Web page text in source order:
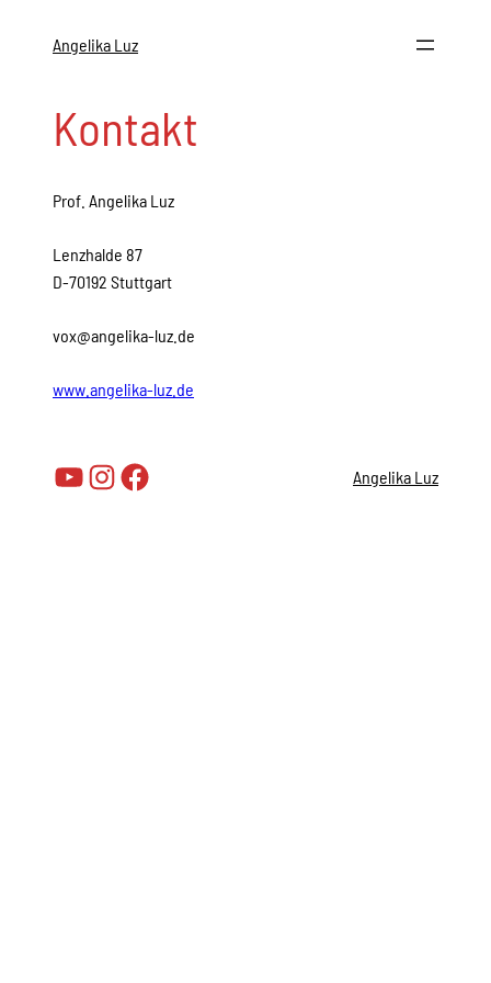
Angelika Luz
Kontakt
Prof. Angelika Luz
Lenzhalde 87
D-70192 Stuttgart
vox@angelika-luz.de
www.angelika-luz.de
YouTube
Instagram
Facebook Angelika Luz